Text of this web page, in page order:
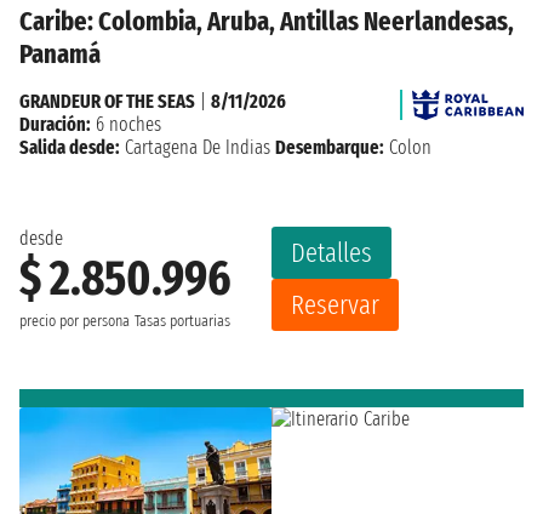
Caribe: Colombia, Aruba, Antillas Neerlandesas,
Panamá
desde
$ 2.850.996
precio por persona Tasas portuarias
Detalles
Reservar
GRANDEUR OF THE SEAS
8/11/2026
Duración: 6 noches
Salida desde: Cartagena De Indias Desembarque: Colon